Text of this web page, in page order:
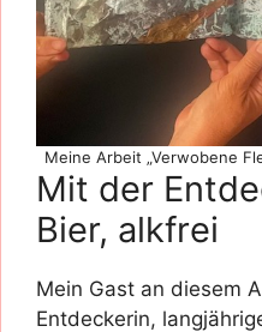
Meine Arbeit „Verwobene
Mit der
Bier, alkfrei
Mein Gast an diesem
Entdeckerin,